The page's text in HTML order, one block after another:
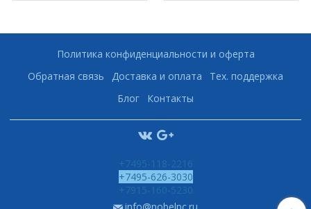
Политика конфиденциальности и оферта
Обратная связь
Доставка и оплата
Тех. поддержка
Блог
Контакты
+7495-118-2216
+7495-626-3030
+7915-160-5230